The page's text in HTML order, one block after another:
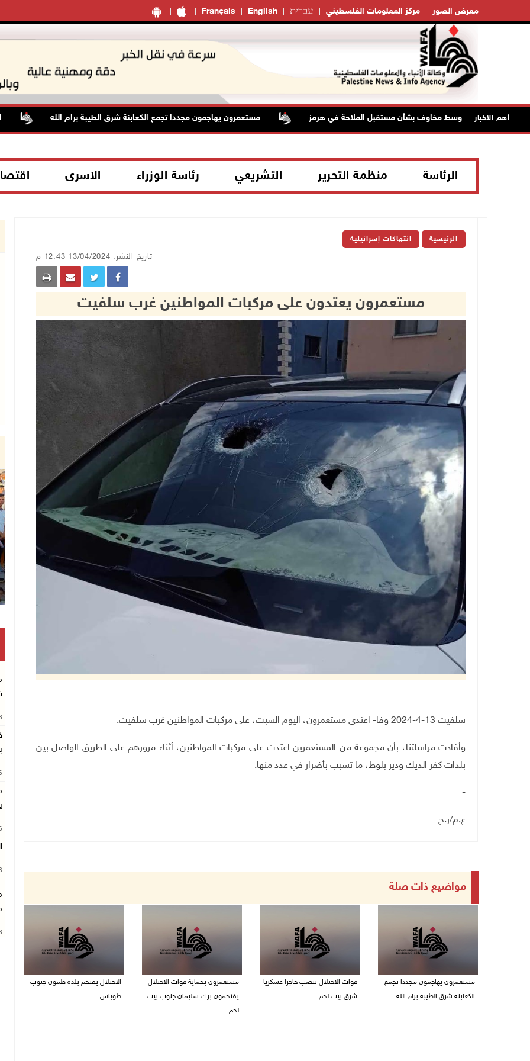
Français English עברית مركز المعلومات الفلسطيني معرض الصور
أهم الاخبار
الصعود وسط مخاوف بشأن مستقبل الملاحة في هرمز مستعمرون يهاجمون مجددا تجمع الكعابنة شرق الطيبة برام الله
الرئاسة منظمة التحرير التشريعي رئاسة الوزراء الاسرى
الرئيسية انتهاكات إسرائيلية
تاريخ النشر: 13/04/2024 12:43 م
مستعمرون يعتدون على مركبات المواطنين غرب سلفيت
سلفيت 13-4-2024 وفا- اعتدى مستعمرون، اليوم السبت، على مركبات المواطنين غرب سلفيت.
وأفادت مراسلتنا، بأن مجموعة من المستعمرين اعتدت على مركبات المواطنين، أثناء مرورهم على الطريق الواصل بين
بلدات كفر الديك ودير بلوط، ما تسبب بأضرار في عدد منها.
-
ع.م/ر.ح
مواضيع ذات صلة
مستعمرون يهاجمون مجددا تجمع
الكعابنة شرق الطيبة برام الله
قوات الاحتلال تنصب حاجزا عسكريا
شرق بيت لحم
مستعمرون بحماية قوات الاحتلال
يقتحمون برك سليمان جنوب بيت
لحم
الاحتلال يقتحم بلدة طمون جنوب
طوباس